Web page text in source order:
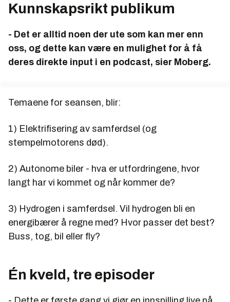
Kunnskapsrikt publikum
- Det er alltid noen der ute som kan mer enn
oss, og dette kan være en mulighet for å få
deres direkte input i en podcast, sier Moberg.
Temaene for seansen, blir:
1) Elektrifisering av samferdsel (og
stempelmotorens død).
2) Autonome biler - hva er utfordringene, hvor
langt har vi kommet og når kommer de?
3) Hydrogen i samferdsel. Vil hydrogen bli en
energibærer å regne med? Hvor passer det best?
Buss, tog, bil eller fly?
Én kveld, tre episoder